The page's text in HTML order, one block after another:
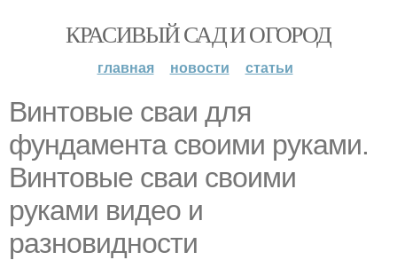
КРАСИВЫЙ САД И ОГОРОД
главная новости статьи
Винтовые сваи для
фундамента своими руками.
Винтовые сваи своими
руками видео и
разновидности